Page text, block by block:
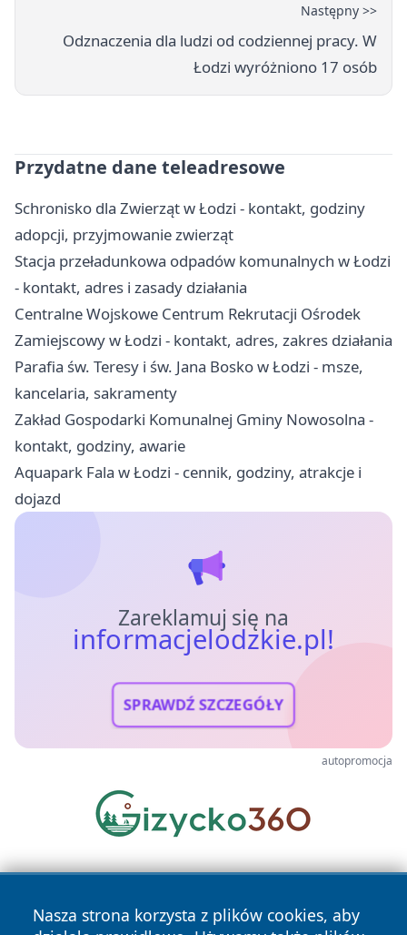
Następny >>
Odznaczenia dla ludzi od codziennej pracy. W
Łodzi wyróżniono 17 osób
Przydatne dane teleadresowe
Schronisko dla Zwierząt w Łodzi - kontakt, godziny
adopcji, przyjmowanie zwierząt
Stacja przeładunkowa odpadów komunalnych w Łodzi
- kontakt, adres i zasady działania
Centralne Wojskowe Centrum Rekrutacji Ośrodek
Zamiejscowy w Łodzi - kontakt, adres, zakres działania
Parafia św. Teresy i św. Jana Bosko w Łodzi - msze,
kancelaria, sakramenty
Zakład Gospodarki Komunalnej Gminy Nowosolna -
kontakt, godziny, awarie
Aquapark Fala w Łodzi - cennik, godziny, atrakcje i
dojazd
Zareklamuj się na
informacjelodzkie.pl!
SPRAWDŹ SZCZEGÓŁY
autopromocja
Nasza strona korzysta z plików cookies, aby